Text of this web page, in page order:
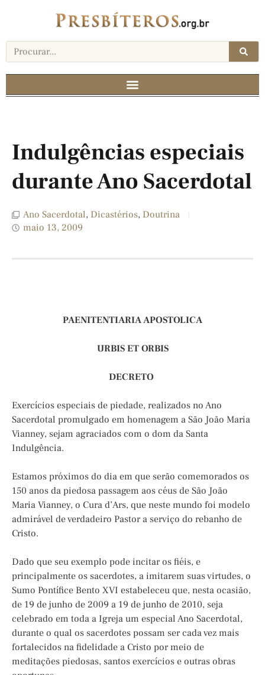
Indulgências especiais
durante Ano Sacerdotal
Ano Sacerdotal, Dicastérios, Doutrina
maio 13, 2009
PAENITENTIARIA APOSTOLICA
URBIS ET ORBIS
DECRETO
Exercícios especiais de piedade, realizados no Ano
Sacerdotal promulgado em homenagem a São João Maria
Vianney, sejam agraciados com o dom da Santa
Indulgência.
Estamos próximos do dia em que serão comemorados os
150 anos da piedosa passagem aos céus de São João
Maria Vianney, o Cura d’Ars, que neste mundo foi modelo
admirável de verdadeiro Pastor a serviço do rebanho de
Cristo.
Dado que seu exemplo pode incitar os fiéis, e
principalmente os sacerdotes, a imitarem suas virtudes, o
Sumo Pontífice Bento XVI estabeleceu que, nesta ocasião,
de 19 de junho de 2009 a 19 de junho de 2010, seja
celebrado em toda a Igreja um especial Ano Sacerdotal,
durante o qual os sacerdotes possam ser cada vez mais
fortalecidos na fidelidade a Cristo por meio de
meditações piedosas, santos exercícios e outras obras